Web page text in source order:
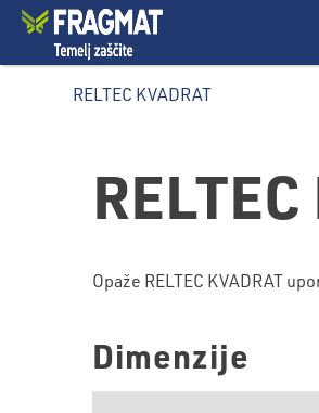
RELTEC KVADRAT
Opaže RELTEC KVADRAT
Dimenzije